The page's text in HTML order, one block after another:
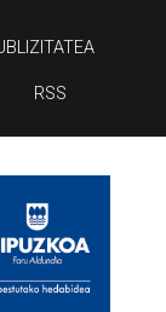
RSS